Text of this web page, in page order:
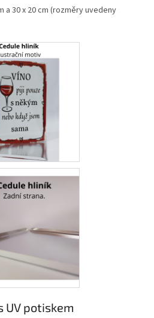
a 30 x 20 cm (rozměry uvedeny
UV potiskem